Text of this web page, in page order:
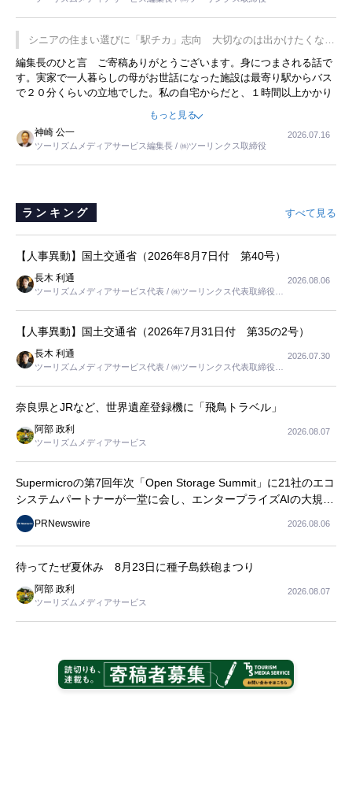
の何かを理解してもらっていることです。 もう一つは1800円もする
プレミアムヨーグルトを販売するにあたり、社内に懸念もあったそう
です。永井社長は、駐車場に都内ナンバーの高級外車が停まっている
ことに目をつけ、高級商品でも売れると確信したそうです。今回の記
事を懐かしく読みました。
シニアの住まい選びに「駅チカ」志向 大切なのは出かけたくなる
暮らし
編集長のひと言 ご寄稿ありがとうございます。身につまされる話で
す。実家で一人暮らしの母がお世話になった施設は最寄り駅からバス
で２０分くらいの立地でした。私の自宅からだと、１時間以上かかり
ました。母の住まいから近いという理由で、その施設を選択したので
すが、私と妹にとっては、半日仕事ででした。シニアの住まい選び
は、当人だけではなく、世話をする家族の足の便も考えない外池ない
と思いました。
もっと見る
神崎 公一
ツーリズムメディアサービス編集長 / ㈱ツーリンクス取締役
2026.07.16
ランキング すべて見る
【人事異動】国土交通省（2026年8月7日付 第40号）
長木 利通
ツーリズムメディアサービス代表 / ㈱ツーリンクス代表取締役社
2026.08.06
【人事異動】国土交通省（2026年7月31日付 第35の2号）
長木 利通
ツーリズムメディアサービス代表 / ㈱ツーリンクス代表取締役社
2026.07.30
奈良県とJRなど、世界遺産登録機に「飛鳥トラベル」
阿部 政利
ツーリズムメディアサービス
2026.08.07
Supermicroの第7回年次「Open Storage Summit」に21社のエコ
システムパートナーが一堂に会し、エンタープライズAIの大規模
導入に関する実践的なガイダンスを共有
PRNewswire 2026.08.06
待ってたぜ夏休み 8月23日に種子島鉄砲まつり
阿部 政利
ツーリズムメディアサービス
2026.08.07